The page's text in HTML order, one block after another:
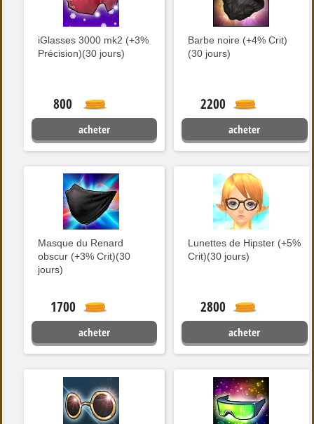
iGlasses 3000 mk2 (+3%
Précision)(30 jours)
800
acheter
Barbe noire (+4% Crit)
(30 jours)
2200
acheter
Masque du Renard
obscur (+3% Crit)(30
jours)
1700
acheter
Lunettes de Hipster (+5%
Crit)(30 jours)
2800
acheter